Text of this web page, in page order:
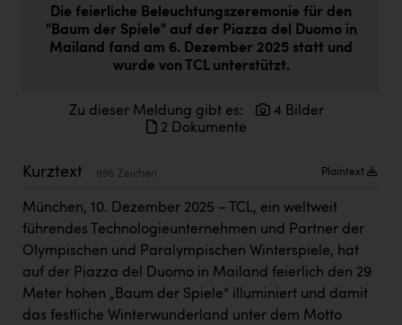
Doppler Gruppe
ERLUS AG
Firmenradl
HIG Infomotion Group
IFE Austria GmbH
Immotech
INTERSPAR
INTERSPORT Austria
Die feierliche Beleuchtungszeremonie für den
"Baum der Spiele" auf der Piazza del Duomo in
Mailand fand am 6. Dezember 2025 statt und
wurde von TCL unterstützt.
Zu dieser Meldung gibt es:
4 Bilder
2 Dokumente
Kurztext 995 Zeichen Plaintext
München, 10. Dezember 2025 – TCL, ein weltweit
führendes Technologieunternehmen und Partner der
Olympischen und Paralympischen Winterspiele, hat
auf der Piazza del Duomo in Mailand feierlich den 29
Meter hohen „Baum der Spiele“ illuminiert und damit
das festliche Winterwunderland unter dem Motto